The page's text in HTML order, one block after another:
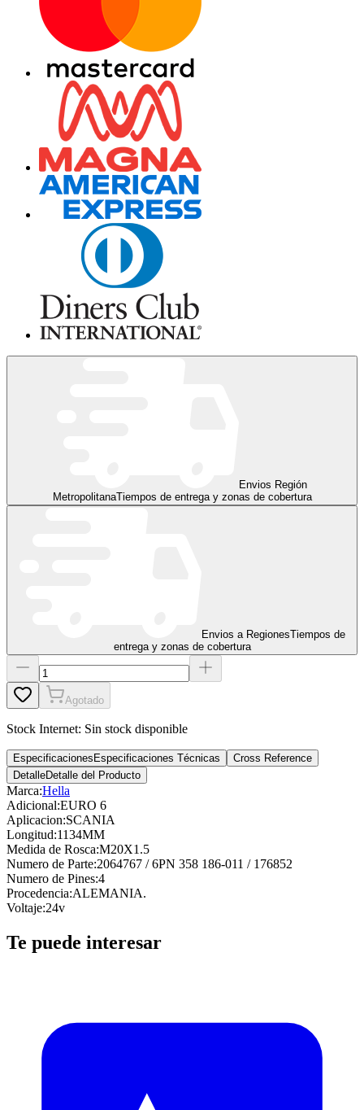
Envios Región
MetropolitanaTiempos de entrega y zonas de cobertura
Envios a RegionesTiempos de
entrega y zonas de cobertura
Agotado
Stock Internet: Sin stock disponible
Especificaciones Especificaciones Técnicas
Cross Reference
DetalleDetalle del Producto
Marca:Hella
Adicional:EURO 6
Aplicacion:SCANIA
Longitud:1134MM
Medida de Rosca:M20X1.5
Numero de Parte:2064767 / 6PN 358 186-011 / 176852
Numero de Pines:4
Procedencia:ALEMANIA.
Voltaje:24v
Te puede interesar